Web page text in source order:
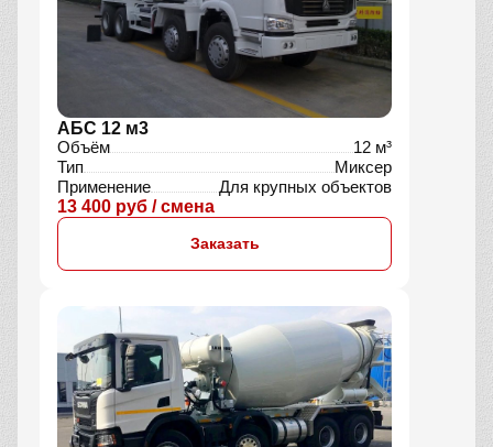
АБС 12 м3
Объём
12 м³
Тип
Миксер
Применение
Для крупных объектов
13 400 руб / смена
Заказать